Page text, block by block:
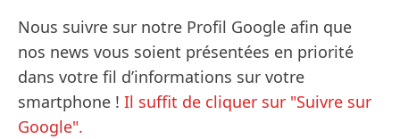
Nous suivre sur notre Profil Google afin que
nos news vous soient présentées en priorité
dans votre fil d’informations sur votre
smartphone ! Il suffit de cliquer sur "Suivre sur
Google".